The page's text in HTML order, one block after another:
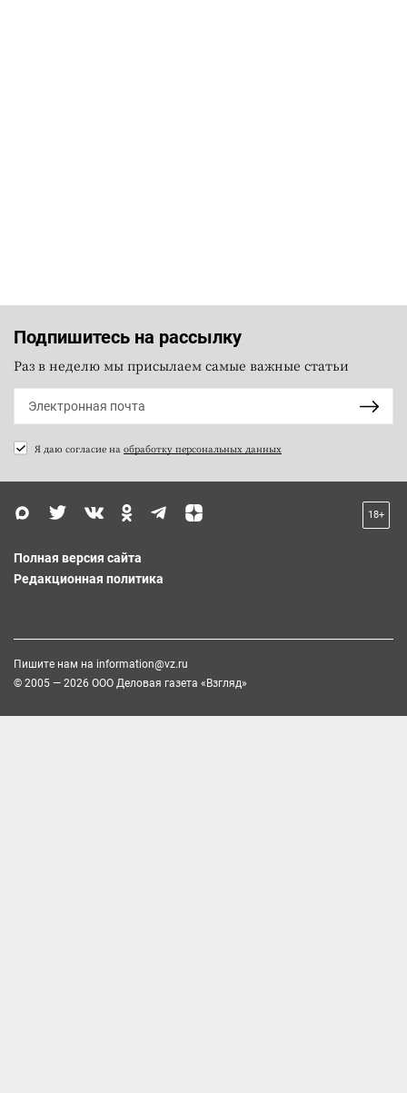
Подпишитесь на рассылку
Раз в неделю мы присылаем самые важные статьи
Я даю согласие на обработку персональных данных
18+
Полная версия сайта
Редакционная политика
Пишите нам на information@vz.ru
© 2005 — 2026 ООО Деловая газета «Взгляд»